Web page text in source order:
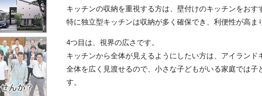
キッチンの収納を重視する方は、壁付けのキッチンをおす
特に独立型キッチンは収納が多く確保でき、利便性が高ま
4つ目は、視界の広さです。
キッチンから全体が見えるようにしたい方は、アイランド
全体を広く見渡せるので、小さな子どもがいる家庭では
す。